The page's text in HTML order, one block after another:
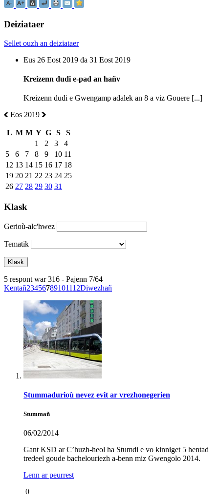
Deiziataer
Sellet ouzh an deiziataer
Eus 26 Eost 2019 da 31 Eost 2019
Kreizenn dudi e-pad an hañv
Kreizenn dudi e Gwengamp adalek an 8 a viz Gouere [...]
Eos 2019
L M M Y G S
S
1
2 3
4
5
6 7 8 9 10 11
12 13 14 15 16 17 18
19 20 21 22 23 24 25
26 27 28 29 30 31
Klask
Gerioù-alc'hwez
Tematik
5 respont war 316 - Pajenn 7/64
Kentañ23456789101112Diwezhañ
Stummadurioù nevez evit ar vrezhonegerien
Stummañ
06/02/2014
Gant KSD ar C’huzh-heol ha Stumdi e vo kinniget 5 hentad
tredeel goude bachelouriezh a-benn miz Gwengolo 2014.
Lenn ar peurrest
0